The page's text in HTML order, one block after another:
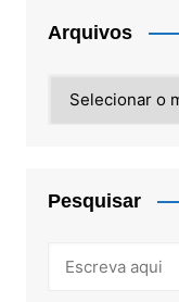
Arquivos
Pesquisar